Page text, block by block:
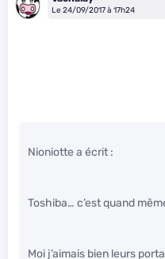
Le 24/09/2017 à 17h24
Nioniotte a écrit :
Toshiba… c’est quand
Moi j’aimais bien leurs